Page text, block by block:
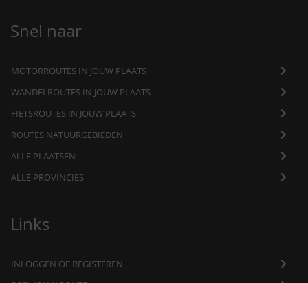
Snel naar
MOTORROUTES IN JOUW PLAATS
WANDELROUTES IN JOUW PLAATS
FIETSROUTES IN JOUW PLAATS
ROUTES NATUURGEBIEDEN
ALLE PLAATSEN
ALLE PROVINCIES
Links
INLOGGEN OF REGISTEREN